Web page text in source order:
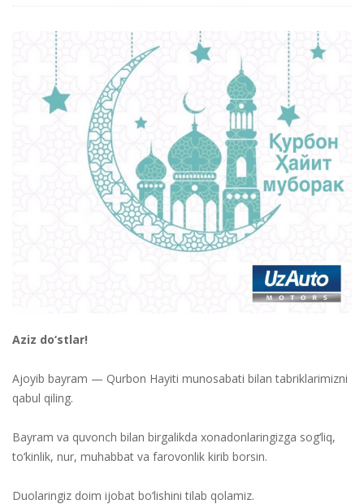
Aziz do‘stlar!
Ajoyib bayram — Qurbon Hayiti munosabati bilan tabriklarimizni
qabul qiling.
Bayram va quvonch bilan birgalikda xonadonlaringizga sog‘liq,
to‘kinlik, nur, muhabbat va farovonlik kirib borsin.
Duolaringiz doim ijobat bo‘lishini tilab qolamiz.